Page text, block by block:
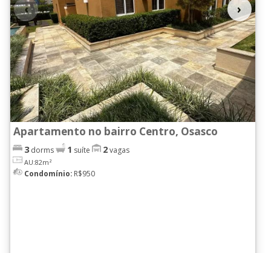
‹ ›
Apartamento no bairro Centro, Osasco
3dorms 1 suíte 2vagas
AU:82m²
Condomínio: R$950